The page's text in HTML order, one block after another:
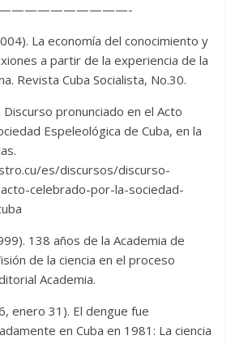
La economía del conocimiento y
a partir de la experiencia de la
Revista Cuba Socialista, No.30.
pronunciado en el Acto
Espeleológica de Cuba, en la
es/discursos/discurso-
celebrado-por-la-sociedad-
138 años de la Academia de
de la ciencia en el proceso
Academia.
enero 31). El dengue fue
en Cuba en 1981: La ciencia